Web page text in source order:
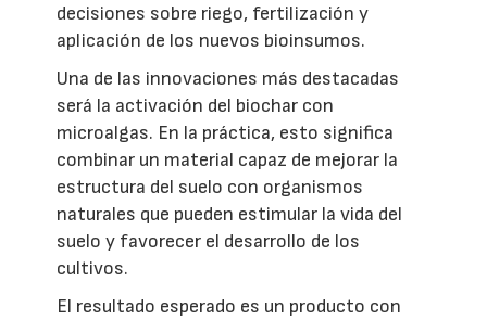
decisiones sobre riego, fertilización y
aplicación de los nuevos bioinsumos.
Una de las innovaciones más destacadas
será la activación del biochar con
microalgas. En la práctica, esto significa
combinar un material capaz de mejorar la
estructura del suelo con organismos
naturales que pueden estimular la vida del
suelo y favorecer el desarrollo de los
cultivos.
El resultado esperado es un producto con